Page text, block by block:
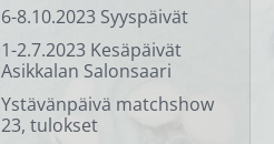
6-8.10.2023 Syyspäivät
1-2.7.2023 Kesäpäivät
Asikkalan Salonsaari
Ystävänpäivä matchshow
23, tulokset